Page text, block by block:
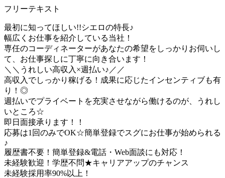
フリーテキスト
最初に知ってほしい!!シエロの特長♪
幅広くお仕事を紹介している当社！
専任のコーディネーターがあなたの希望をしっかりお伺いし
て、お仕事探しに丁寧に向き合います！
＼＼うれしい高収入×週払い♪／／
高収入でしっかり稼げる！成果に応じたインセンティブも有
り！◎
週払いでプライベートを充実させながら働けるのが、うれし
いところ☆
即日面接承ります！！
応募は1回のみでOK☆簡単登録でスグにお仕事が始められる
♪
履歴書不要！簡単登録&電話・Web面談にも対応！
未経験歓迎！学歴不問★キャリアアップのチャンス
未経験採用率90%以上！